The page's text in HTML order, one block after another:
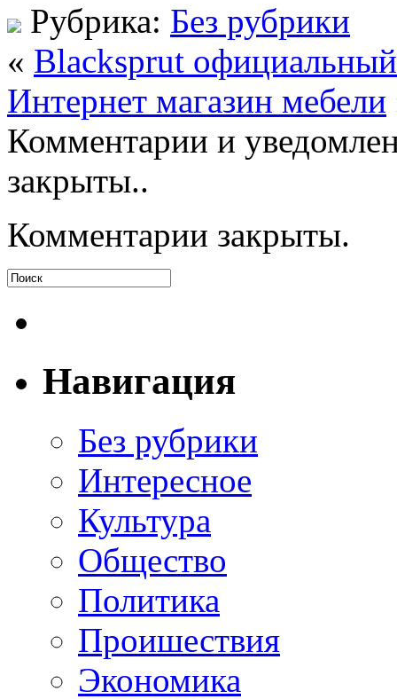
Рубрика: Без рубрики
« Blacksprut
Интернет магазин мебели
Комментарии и
закрыты..
Комментарии закрыты.
Навигация
Без рубрики
Интересное
Культура
Общество
Политика
Проишествия
Экономика